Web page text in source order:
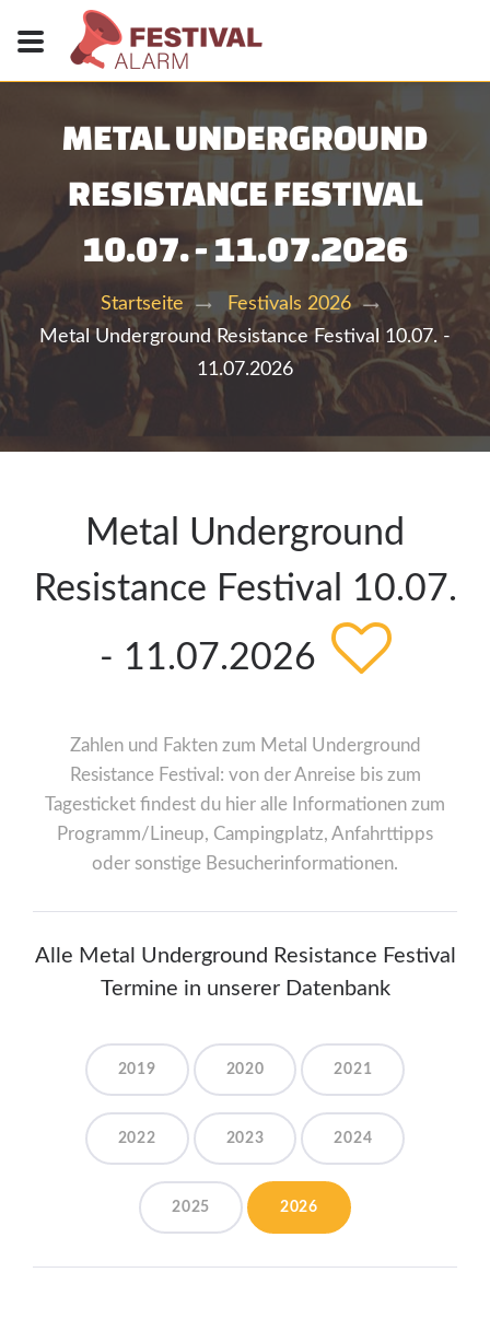
METAL UNDERGROUND
RESISTANCE FESTIVAL
10.07. - 11.07.2026
Startseite
Festivals 2026
Metal Underground Resistance Festival 10.07. -
11.07.2026
Metal Underground
Resistance Festival 10.07.
- 11.07.2026
Zahlen und Fakten zum Metal Underground
Resistance Festival: von der Anreise bis zum
Tagesticket findest du hier alle Informationen zum
Programm/Lineup, Campingplatz, Anfahrttipps
oder sonstige Besucherinformationen.
Alle Metal Underground Resistance Festival
Termine in unserer Datenbank
2019 2020 2021
2022 2023 2024
2025 2026